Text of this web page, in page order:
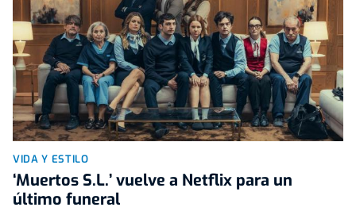
VIDA Y ESTILO
‘Muertos S.L.’ vuelve a Netflix para un
último funeral